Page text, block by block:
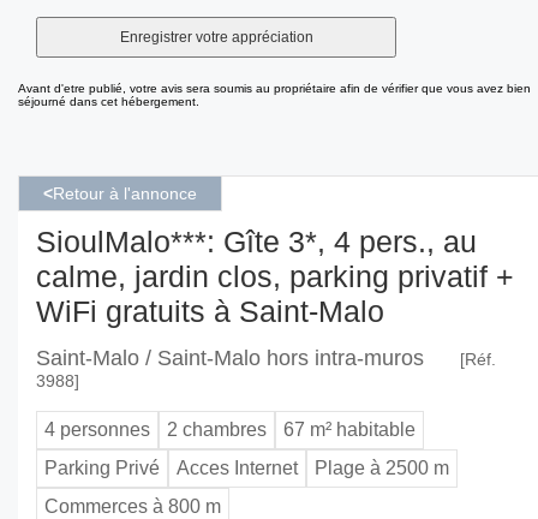
Avant d'etre publié, votre avis sera soumis au propriétaire afin de vérifier que vous avez bien
séjourné dans cet hébergement.
<Retour à l'annonce
SioulMalo***: Gîte 3*, 4 pers., au
calme, jardin clos, parking privatif +
WiFi gratuits à Saint-Malo
Saint-Malo / Saint-Malo hors intra-muros
[Réf.
3988]
4 personnes 2 chambres
67 m² habitable
Parking Privé
Acces Internet
Plage à 2500 m
Commerces à 800 m